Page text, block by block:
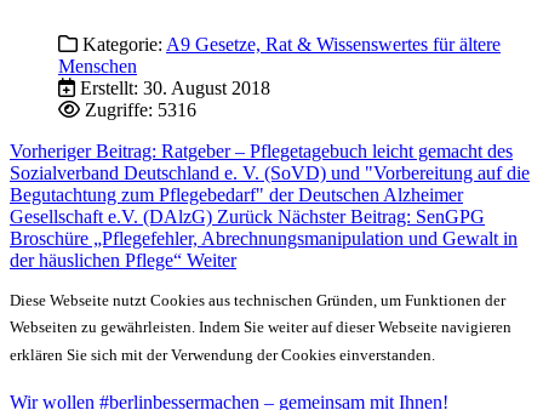
Kategorie: A9 Gesetze, Rat & Wissenswertes für ältere
Menschen
Erstellt: 30. August 2018
Zugriffe: 5316
Vorheriger Beitrag: Ratgeber – Pflegetagebuch leicht gemacht des
Sozialverband Deutschland e. V. (SoVD) und "Vorbereitung auf die
Begutachtung zum Pflegebedarf" der Deutschen Alzheimer
Gesellschaft e.V. (DAlzG) Zurück Nächster Beitrag: SenGPG
Broschüre „Pflegefehler, Abrechnungsmanipulation und Gewalt in
der häuslichen Pflege“ Weiter
Diese Webseite nutzt Cookies aus technischen Gründen, um Funktionen der
Webseiten zu gewährleisten. Indem Sie weiter auf dieser Webseite navigieren
erklären Sie sich mit der Verwendung der Cookies einverstanden.
Wir wollen #berlinbessermachen – gemeinsam mit Ihnen!